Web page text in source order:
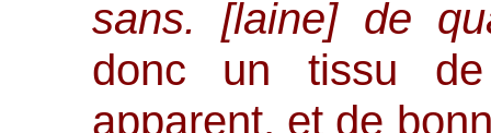
sans. [laine] de
donc un tissu
apparent, et de